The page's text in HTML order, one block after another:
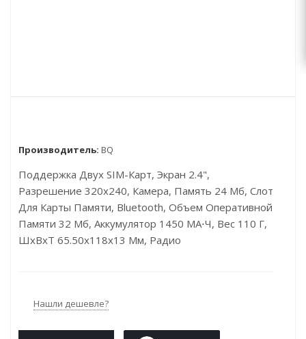
Производитель: BQ
Поддержка Двух SIM-Карт, Экран 2.4",
Разрешение 320x240, Камера, Память 24 Мб, Слот
Для Карты Памяти, Bluetooth, Объем Оперативной
Памяти 32 Мб, Аккумулятор 1450 МА⋅ч, Вес 110 Г,
ШxВxТ 65.50x118x13 Мм, Радио
Нашли дешевле?